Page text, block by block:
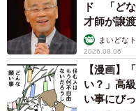
ド 「ど
才師が譲
まいどな
2026.08.06
【漫画】
い？」高
い事にび